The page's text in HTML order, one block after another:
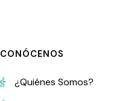
CONÓCENOS
¿Quiénes Somos?